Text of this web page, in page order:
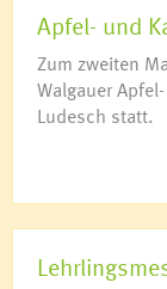
Apfel- und
Zum zweiten
Walgauer
Ludesch statt.